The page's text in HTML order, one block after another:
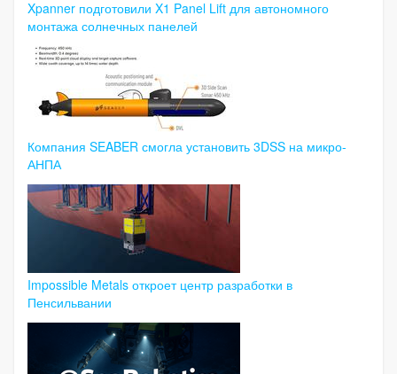
Xpanner подготовили X1 Panel Lift для автономного
монтажа солнечных панелей
Компания SEABER смогла установить 3DSS на микро-
АНПА
Impossible Metals откроет центр разработки в
Пенсильвании